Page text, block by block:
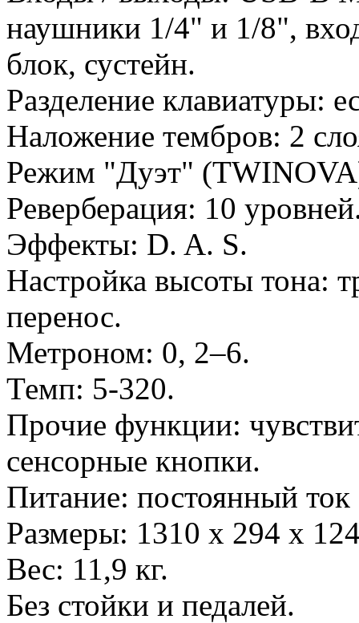
наушники 1/4" и 1/8",
блок, сустейн.
Разделение клавиатуры:
Наложение тембров: 2
Режим "Дуэт"
Реверберация: 10
Эффекты: D. A. S.
Настройка высоты тона:
перенос.
Метроном: 0, 2–6.
Темп: 5-320.
Прочие функции:
сенсорные кнопки.
Питание: постоянный
Размеры: 1310 x 294 x
Вес: 11,9 кг.
Без стойки и педалей.